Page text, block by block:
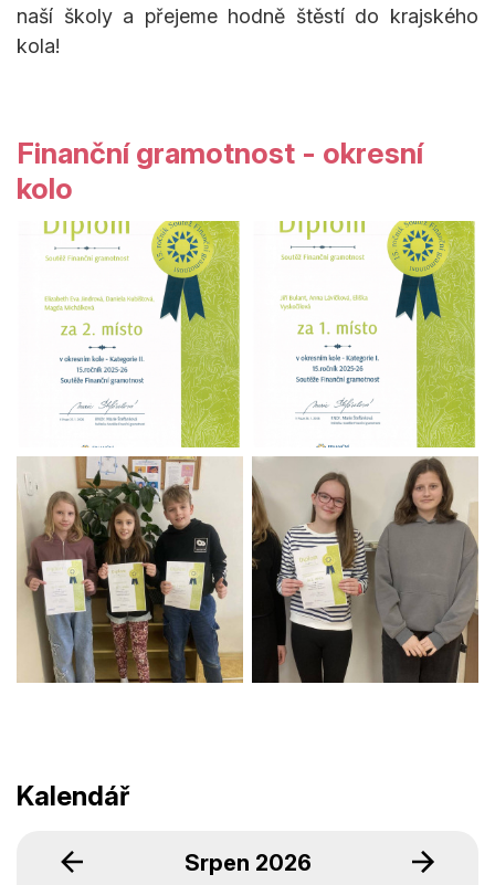
naší školy a přejeme hodně štěstí do krajského
kola!
Finanční gramotnost - okresní
kolo
Kalendář
Srpen 2026